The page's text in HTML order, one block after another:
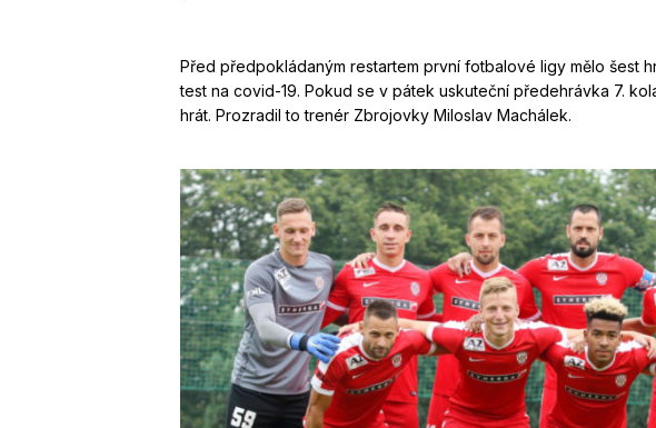
Před předpokládaným restartem první fotbalové ligy mělo šest
test na covid-19. Pokud se v pátek uskuteční předehrávka 7.
hrát. Prozradil to trenér Zbrojovky Miloslav Machálek.